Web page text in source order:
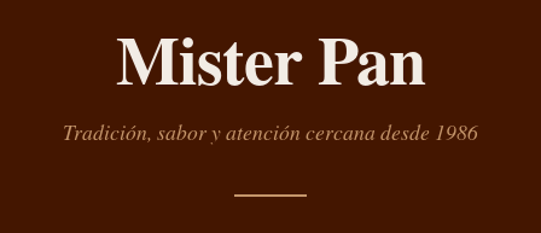
Mister Pan
Tradición, sabor y atención cercana desde 1986